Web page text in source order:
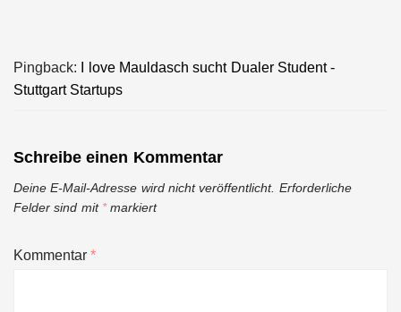
Pingback:
I love Mauldasch sucht Dualer Student -
Stuttgart Startups
Schreibe einen Kommentar
Deine E-Mail-Adresse wird nicht veröffentlicht. Erforderliche
Felder sind mit *markiert
Kommentar*